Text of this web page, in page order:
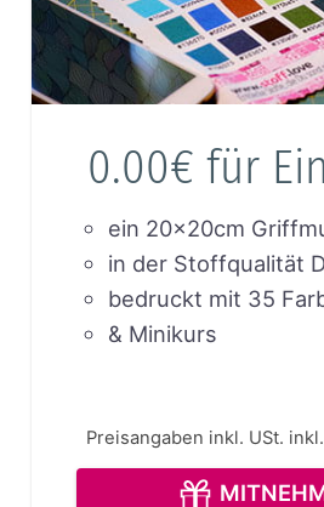
0.00€ für
ein 20x20cm
in der Stoffqualität
bedruckt mit 35
& Minikurs
Preisangaben inkl. USt.